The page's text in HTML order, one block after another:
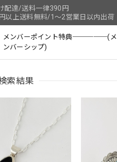
配達/送料一律390円
以上送料無料/1～2営業日以内出荷
メンバーポイント特典─────(メ
ンバーシップ)
索結果